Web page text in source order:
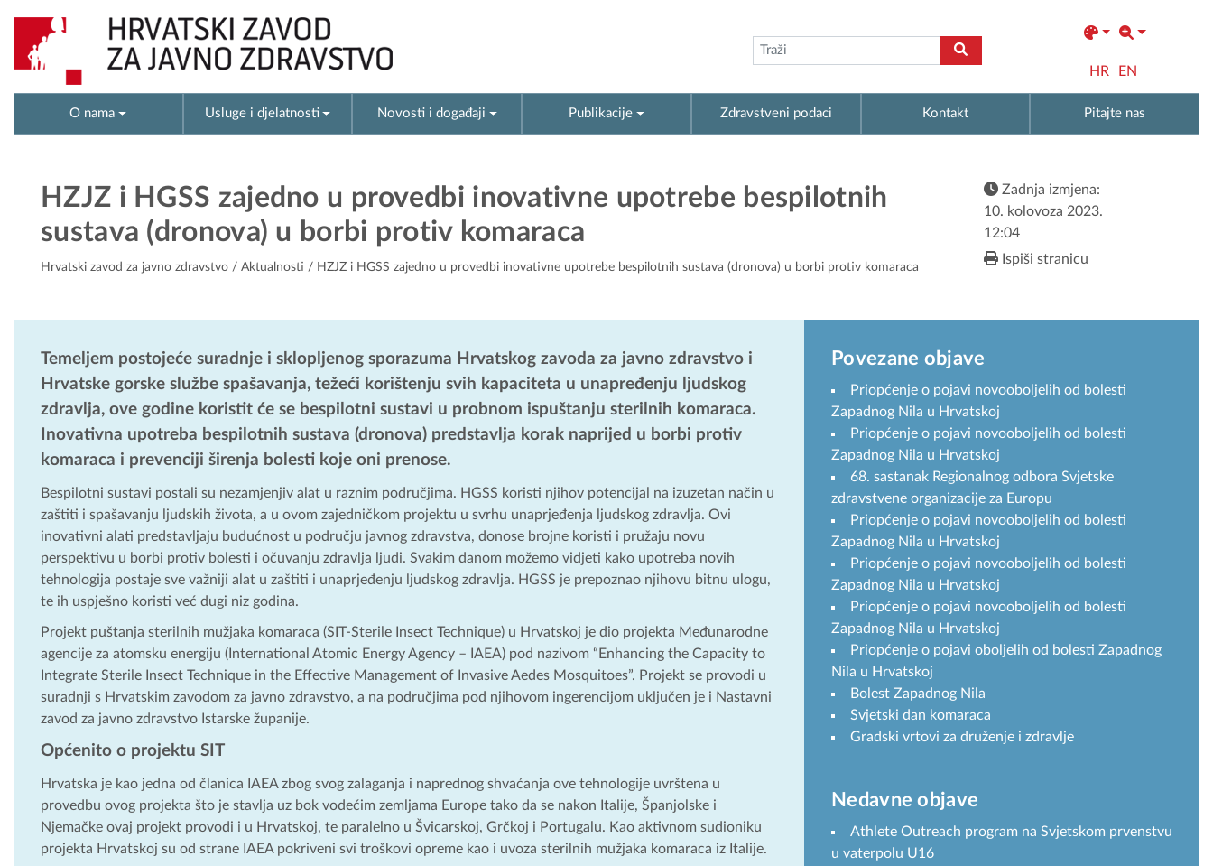
HR EN
O nama Usluge i djelatnosti Novosti i događaji Publikacije Zdravstveni podaci Kontakt Pitajte nas
HZJZ i HGSS zajedno u provedbi inovativne upotrebe bespilotnih
sustava (dronova) u borbi protiv komaraca
Hrvatski zavod za javno zdravstvo / Aktualnosti / HZJZ i HGSS zajedno u provedbi inovativne upotrebe bespilotnih sustava (dronova) u borbi protiv komaraca
Zadnja izmjena:
10. kolovoza 2023.
12:04
Ispiši stranicu
Temeljem postojeće suradnje i sklopljenog sporazuma Hrvatskog zavoda za javno zdravstvo i
Hrvatske gorske službe spašavanja, težeći korištenju svih kapaciteta u unapređenju ljudskog
zdravlja, ove godine koristit će se bespilotni sustavi u probnom ispuštanju sterilnih komaraca.
Inovativna upotreba bespilotnih sustava (dronova) predstavlja korak naprijed u borbi protiv
komaraca i prevenciji širenja bolesti koje oni prenose.
Bespilotni sustavi postali su nezamjenjiv alat u raznim područjima. HGSS koristi njihov potencijal na izuzetan način u
zaštiti i spašavanju ljudskih života, a u ovom zajedničkom projektu u svrhu unaprjeđenja ljudskog zdravlja. Ovi
inovativni alati predstavljaju budućnost u području javnog zdravstva, donose brojne koristi i pružaju novu
perspektivu u borbi protiv bolesti i očuvanju zdravlja ljudi. Svakim danom možemo vidjeti kako upotreba novih
tehnologija postaje sve važniji alat u zaštiti i unaprjeđenju ljudskog zdravlja. HGSS je prepoznao njihovu bitnu ulogu,
te ih uspješno koristi već dugi niz godina.
Projekt puštanja sterilnih mužjaka komaraca (SIT-Sterile Insect Technique) u Hrvatskoj je dio projekta Međunarodne
agencije za atomsku energiju (International Atomic Energy Agency – IAEA) pod nazivom “Enhancing the Capacity to
Integrate Sterile Insect Technique in the Effective Management of Invasive Aedes Mosquitoes”. Projekt se provodi u
suradnji s Hrvatskim zavodom za javno zdravstvo, a na područjima pod njihovom ingerencijom uključen je i Nastavni
zavod za javno zdravstvo Istarske županije.
Općenito o projektu SIT
Hrvatska je kao jedna od članica IAEA zbog svog zalaganja i naprednog shvaćanja ove tehnologije uvrštena u
provedbu ovog projekta što je stavlja uz bok vodećim zemljama Europe tako da se nakon Italije, Španjolske i
Njemačke ovaj projekt provodi i u Hrvatskoj, te paralelno u Švicarskoj, Grčkoj i Portugalu. Kao aktivnom sudioniku
projekta Hrvatskoj su od strane IAEA pokriveni svi troškovi opreme kao i uvoza sterilnih mužjaka komaraca iz Italije.
Povezane objave
Priopćenje o pojavi novooboljelih od bolesti
Zapadnog Nila u Hrvatskoj
Priopćenje o pojavi novooboljelih od bolesti
Zapadnog Nila u Hrvatskoj
68. sastanak Regionalnog odbora Svjetske
zdravstvene organizacije za Europu
Priopćenje o pojavi novooboljelih od bolesti
Zapadnog Nila u Hrvatskoj
Priopćenje o pojavi novooboljelih od bolesti
Zapadnog Nila u Hrvatskoj
Priopćenje o pojavi novooboljelih od bolesti
Zapadnog Nila u Hrvatskoj
Priopćenje o pojavi oboljelih od bolesti Zapadnog
Nila u Hrvatskoj
Bolest Zapadnog Nila
Svjetski dan komaraca
Gradski vrtovi za druženje i zdravlje
Nedavne objave
Athlete Outreach program na Svjetskom prvenstvu
u vaterpolu U16